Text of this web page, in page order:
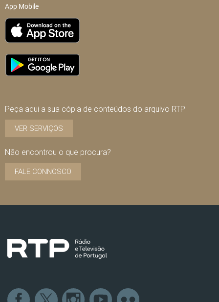
App Mobile
Peça aqui a sua cópia de conteúdos do arquivo RTP
VER SERVIÇOS
Não encontrou o que procura?
FALE CONNOSCO